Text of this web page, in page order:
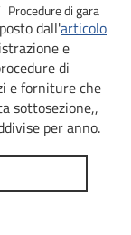
Procedure di gara
dall'articolo
e
di
e forniture che
sottosezione,,
per anno.